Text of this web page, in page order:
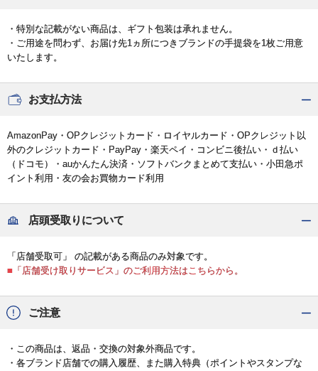
・特別な記載がない商品は、ギフト包装は承れません。
・ご用途を問わず、お届け先1ヵ所につきブランドの手提袋を1枚ご用意
いたします。
お支払方法
AmazonPay・OPクレジットカード・ロイヤルカード・OPクレジット以
外のクレジットカード・PayPay・楽天ペイ・コンビニ後払い・ｄ払い
（ドコモ）・auかんたん決済・ソフトバンクまとめて支払い・小田急ポ
イント利用・友の会お買物カード利用
店頭受取りについて
「店舗受取可」 の記載がある商品のみ対象です。
■「店舗受け取りサービス」のご利用方法はこちらから。
ご注意
・この商品は、返品・交換の対象外商品です。
・各ブランド店舗での購入履歴、また購入特典（ポイントやスタンプな